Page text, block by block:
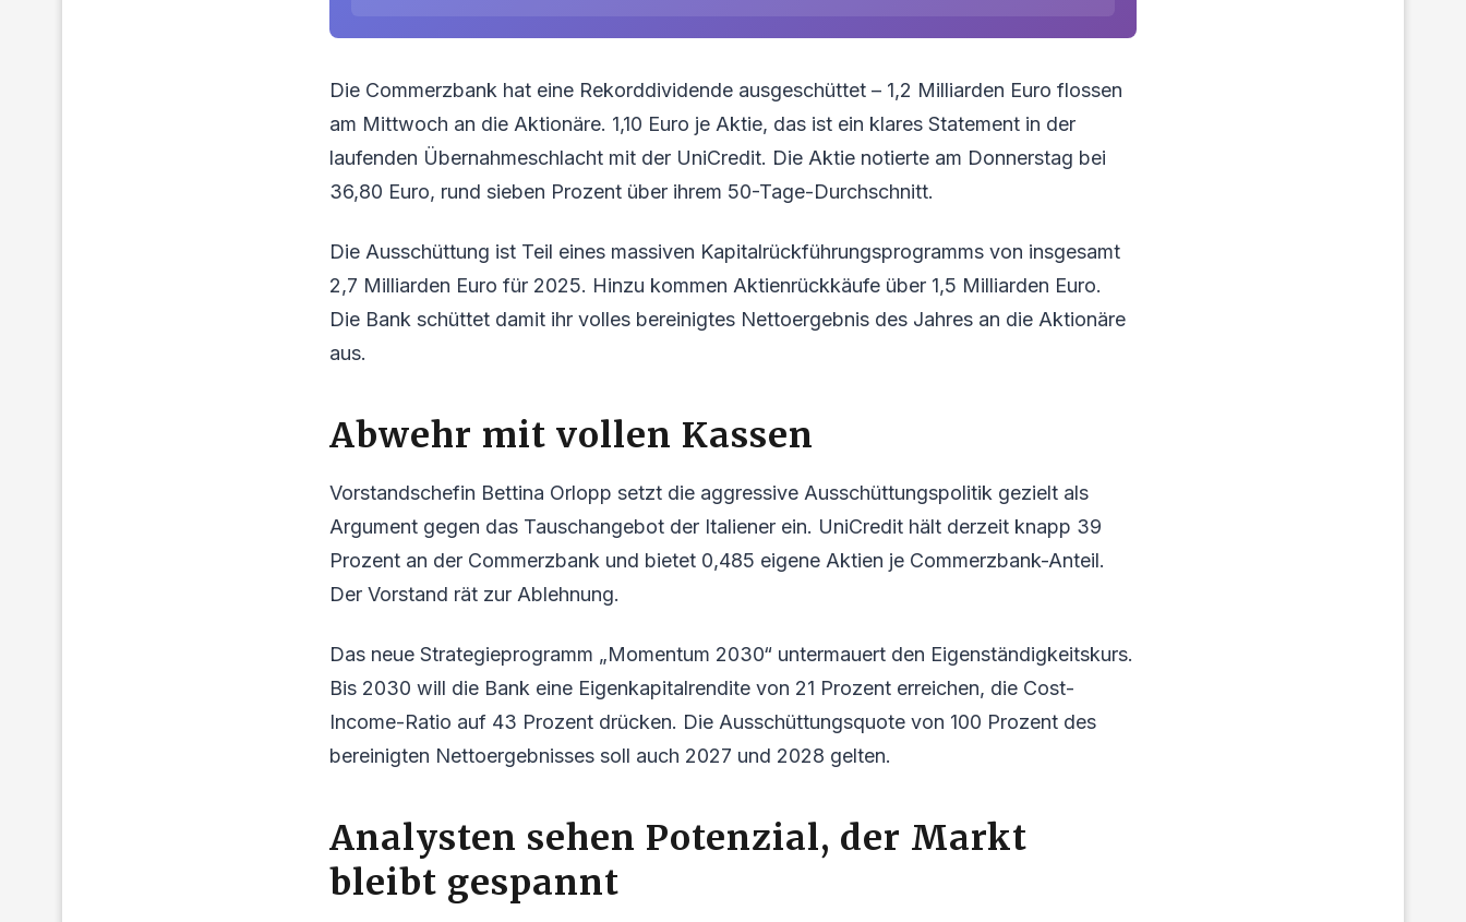
Die Commerzbank hat eine Rekorddividende ausgeschüttet – 1,2 Milliarden Euro flossen
am Mittwoch an die Aktionäre. 1,10 Euro je Aktie, das ist ein klares Statement in der
laufenden Übernahmeschlacht mit der UniCredit. Die Aktie notierte am Donnerstag bei
36,80 Euro, rund sieben Prozent über ihrem 50-Tage-Durchschnitt.
Die Ausschüttung ist Teil eines massiven Kapitalrückführungsprogramms von insgesamt
2,7 Milliarden Euro für 2025. Hinzu kommen Aktienrückkäufe über 1,5 Milliarden Euro.
Die Bank schüttet damit ihr volles bereinigtes Nettoergebnis des Jahres an die Aktionäre
aus.
Abwehr mit vollen Kassen
Vorstandschefin Bettina Orlopp setzt die aggressive Ausschüttungspolitik gezielt als
Argument gegen das Tauschangebot der Italiener ein. UniCredit hält derzeit knapp 39
Prozent an der Commerzbank und bietet 0,485 eigene Aktien je Commerzbank-Anteil.
Der Vorstand rät zur Ablehnung.
Das neue Strategieprogramm „Momentum 2030“ untermauert den Eigenständigkeitskurs.
Bis 2030 will die Bank eine Eigenkapitalrendite von 21 Prozent erreichen, die Cost-
Income-Ratio auf 43 Prozent drücken. Die Ausschüttungsquote von 100 Prozent des
bereinigten Nettoergebnisses soll auch 2027 und 2028 gelten.
Analysten sehen Potenzial, der Markt
bleibt gespannt